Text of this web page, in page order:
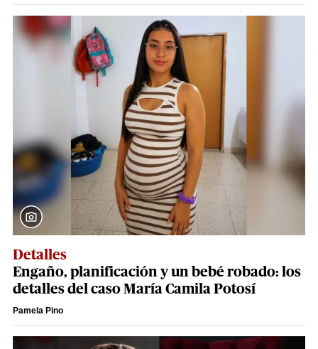
Detalles
Engaño, planificación y un bebé robado: los
detalles del caso María Camila Potosí
Pamela Pino